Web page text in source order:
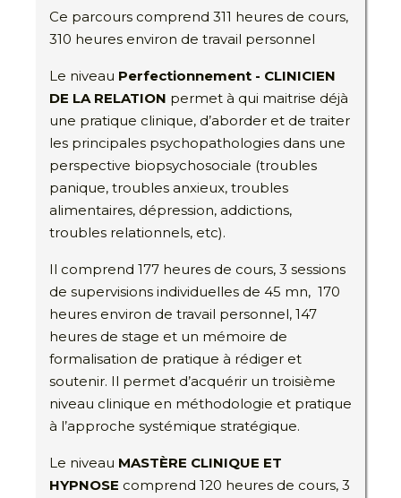
Ce parcours comprend 311 heures de cours,
310 heures environ de travail personnel
Le niveau Perfectionnement - CLINICIEN
DE LA RELATION permet à qui maitrise déjà
une pratique clinique, d’aborder et de traiter
les principales psychopathologies dans une
perspective biopsychosociale (troubles
panique, troubles anxieux, troubles
alimentaires, dépression, addictions,
troubles relationnels, etc).
Il comprend 177 heures de cours, 3 sessions
de supervisions individuelles de 45 mn, 170
heures environ de travail personnel, 147
heures de stage et un mémoire de
formalisation de pratique à rédiger et
soutenir. Il permet d’acquérir un troisième
niveau clinique en méthodologie et pratique
à l’approche systémique stratégique.
Le niveau MASTÈRE CLINIQUE ET
HYPNOSE comprend 120 heures de cours, 3